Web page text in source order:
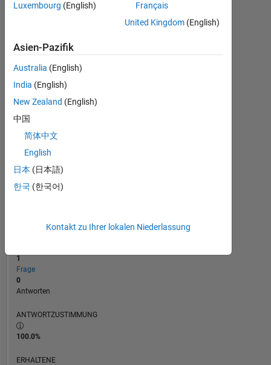
BEITRÄGE
12/25
01/26
03/26
05/26
07/26
RANG
43.101
302.025
1
Frage
0
Antworten
ANTWORTZUSTIMMUNG
100.0%
ERHALTENE
Luxembourg (English)
Français
United Kingdom (English)
Asien-Pazifik
Australia (English)
India (English)
New Zealand (English)
中国
简体中文
English
日本 (日本語)
한국 (한국어)
Kontakt zu Ihrer lokalen Niederlassung